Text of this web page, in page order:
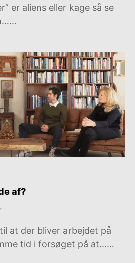
er aliens eller kage så se
af?
at der bliver arbejdet på
tid i forsøget på at……